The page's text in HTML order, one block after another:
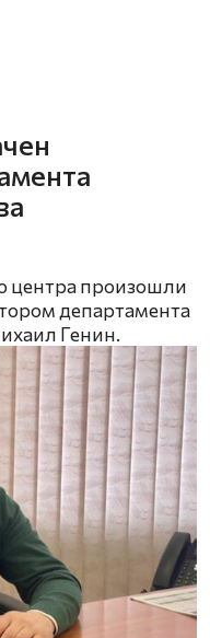
центра произошли
департамента
Генин.